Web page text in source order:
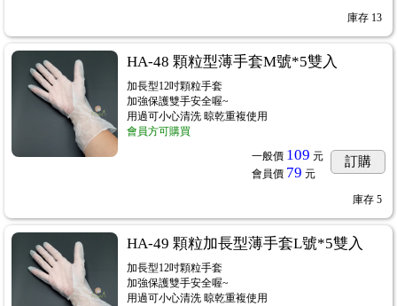
庫存 13
HA-48 顆粒型薄手套M號*5雙入
加長型12吋顆粒手套
加強保護雙手安全喔~
用過可小心清洗 晾乾重複使用
會員方可購買
一般價 109 元
會員價 79 元
訂購
庫存 5
HA-49 顆粒加長型薄手套L號*5雙入
加長型12吋顆粒手套
加強保護雙手安全喔~
用過可小心清洗 晾乾重複使用